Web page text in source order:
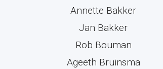
Annette Bakker
Jan Bakker
Rob Bouman
Ageeth Bruinsma